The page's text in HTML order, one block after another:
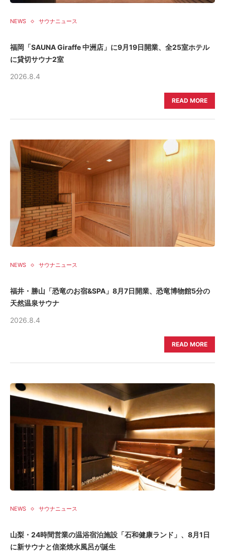
NEWS サウナニュース
福岡「SAUNA Giraffe 中洲店」に9月19日開業、全25室ホテル
に貸切サウナ2室
2026.8.4
READ MORE
NEWS サウナニュース
福井・勝山「恐竜のお宿&SPA」8月7日開業、恐竜博物館5分の
天然温泉サウナ
2026.8.4
READ MORE
NEWS サウナニュース
山梨・24時間営業の温浴宿泊施設「石和健康ランド」、8月1日
に新サウナと信楽焼水風呂が誕生